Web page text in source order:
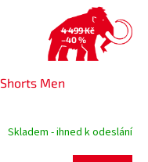
4 499 Kč
–40 %
Men
Skladem - ihned k odeslání